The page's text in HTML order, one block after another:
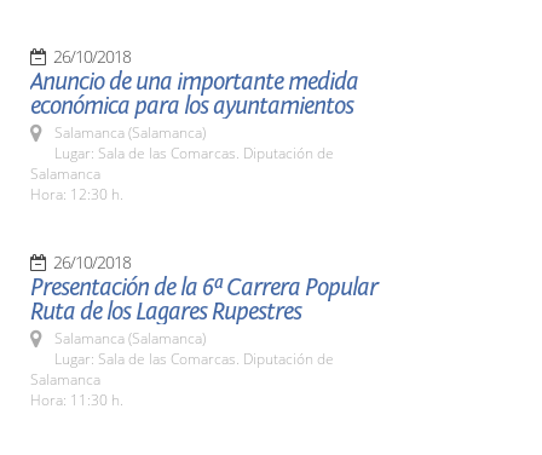
26/10/2018
Anuncio de una importante medida
económica para los ayuntamientos
Salamanca (Salamanca)
Lugar: Sala de las Comarcas. Diputación de
Salamanca
Hora: 12:30 h.
26/10/2018
Presentación de la 6ª Carrera Popular
Ruta de los Lagares Rupestres
Salamanca (Salamanca)
Lugar: Sala de las Comarcas. Diputación de
Salamanca
Hora: 11:30 h.